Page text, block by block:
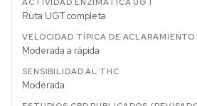
Ruta UGT completa
Moderada a rápida
Moderada